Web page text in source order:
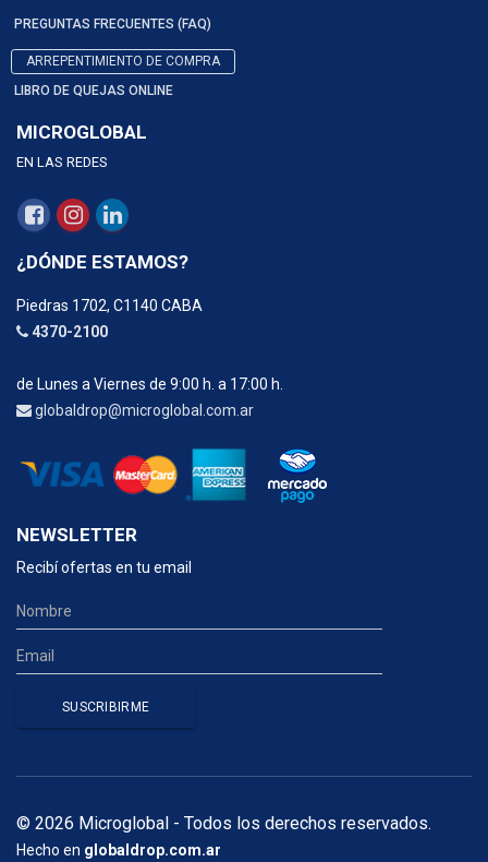
PREGUNTAS FRECUENTES (FAQ)
ARREPENTIMIENTO DE COMPRA
LIBRO DE QUEJAS ONLINE
MICROGLOBAL
EN LAS REDES
¿DÓNDE ESTAMOS?
Piedras 1702, C1140 CABA
4370-2100
de Lunes a Viernes de 9:00 h. a 17:00 h.
globaldrop@microglobal.com.ar
NEWSLETTER
Recibí ofertas en tu email
© 2026 Microglobal - Todos los derechos reservados.
Hecho en globaldrop.com.ar